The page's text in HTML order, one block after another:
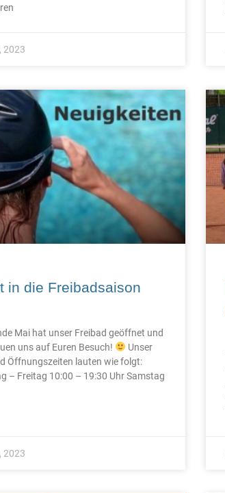
2023
in die Freibadsaison
Mai hat unser Freibad geöffnet und
uns auf Euren Besuch!
Unser
Öffnungszeiten lauten wie folgt:
– Freitag 10:00 – 19:30 Uhr Samstag
2023